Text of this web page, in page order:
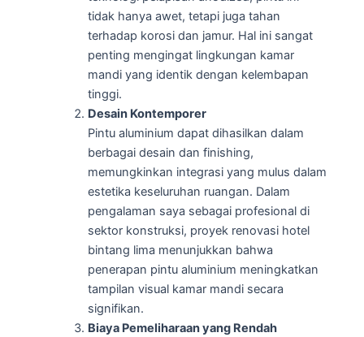
tidak hanya awet, tetapi juga tahan
terhadap korosi dan jamur. Hal ini sangat
penting mengingat lingkungan kamar
mandi yang identik dengan kelembapan
tinggi.
Desain Kontemporer
Pintu aluminium dapat dihasilkan dalam
berbagai desain dan finishing,
memungkinkan integrasi yang mulus dalam
estetika keseluruhan ruangan. Dalam
pengalaman saya sebagai profesional di
sektor konstruksi, proyek renovasi hotel
bintang lima menunjukkan bahwa
penerapan pintu aluminium meningkatkan
tampilan visual kamar mandi secara
signifikan.
Biaya Pemeliharaan yang Rendah